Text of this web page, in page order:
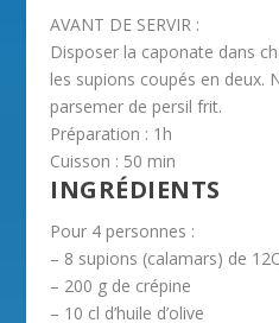
AVANT DE SERVIR :
Disposer la caponate dans
les supions coupés en deux.
parsemer de persil frit.
Préparation : 1h
Cuisson : 50 min
INGRÉDIENTS
Pour 4 personnes :
– 8 supions (calamars) de
– 200 g de crépine
– 10 cl d’huile d’olive